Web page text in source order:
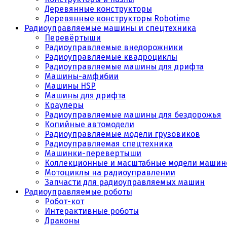
Деревянные конструкторы
Деревянные конструкторы Robotime
Радиоуправляемые машины и спецтехника
Перевёртыши
Радиоуправляемые внедорожники
Радиоуправляемые квадроциклы
Радиоуправляемые машины для дрифта
Машины-амфибии
Машины HSP
Машины для дрифта
Краулеры
Радиоуправляемые машины для бездорожья
Копийные автомодели
Радиоуправляемые модели грузовиков
Радиоуправляемая спецтехника
Машинки-перевертыши
Коллекционные и масштабные модели
Мотоциклы на радиоуправлении
Запчасти для радиоуправляемых машин
Радиоуправляемые роботы
Робот-кот
Интерактивные роботы
Драконы